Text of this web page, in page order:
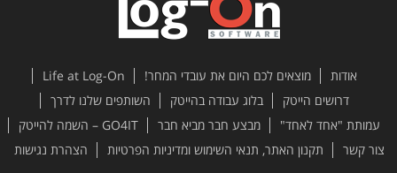
אודות מוצאים לכם היום את עובדי המחר!
Life at Log-On
דרושים הייטק
בלוג עבודה בהייטק
השותפים שלנו לדרך
עמותת "אחד לאחד"
מבצע חבר מביא חבר
GO4IT – השמה להייטק
צור קשר
תקנון האתר, תנאי השימוש ומדיניות הפרטיות הצהרת נגישות